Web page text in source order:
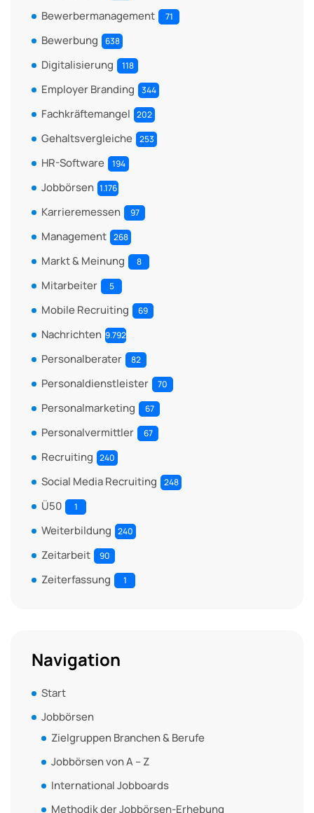
Bewerbermanagement 71
Bewerbung 638
Digitalisierung 118
Employer Branding 344
Fachkräftemangel 202
Gehaltsvergleiche 253
HR-Software 194
Jobbörsen 1.176
Karrieremessen 97
Management 268
Markt & Meinung 8
Mitarbeiter 5
Mobile Recruiting 69
Nachrichten 9.792
Personalberater 82
Personaldienstleister 70
Personalmarketing 67
Personalvermittler 67
Recruiting 240
Social Media Recruiting 248
Ü50 1
Weiterbildung 240
Zeitarbeit 90
Zeiterfassung 1
Navigation
Start
Jobbörsen
Zielgruppen Branchen & Berufe
Jobbörsen von A – Z
International Jobboards
Methodik der Jobbörsen-Erhebung